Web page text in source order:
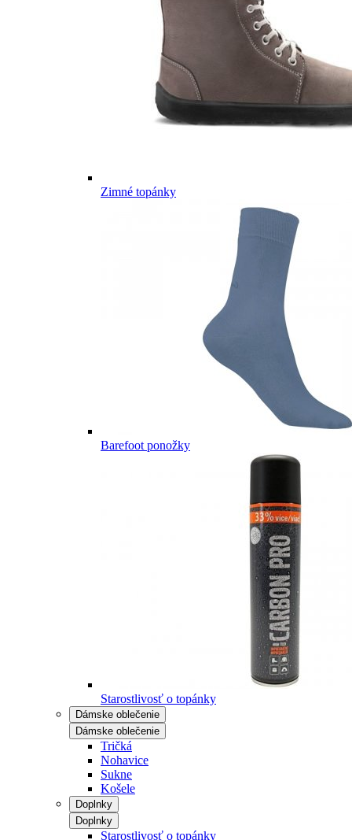
Zimné topánky
Barefoot ponožky
Starostlivosť o topánky
Dámske oblečenie
Dámske oblečenie
Tričká
Nohavice
Sukne
Košele
Doplnky
Doplnky
Starostlivosť o topánky